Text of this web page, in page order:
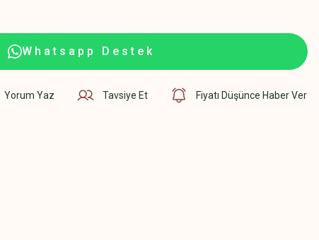
Whatsapp Destek
Yorum Yaz Tavsiye Et Fiyatı Düşünce Haber Ver